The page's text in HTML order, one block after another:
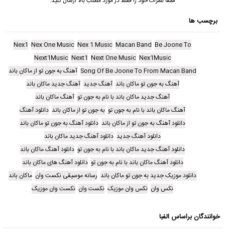
برچسب ها
Be Joone To
Macan Band
Nex 1 Music
Nex One Music
Nex1
Nex1Music
Next One Music
Next1
Next1Music
Song Of Be Joone To From Macan Band آهنگ به جون تو از ماکان باند
آهنگ به جون تو ماکان باند آهنگ جدید آهنگ جدید ماکان باند
آهنگ جدید ماکان باند با نام به جون تو آهنگ ماکان باند
آهنگ ماکان باند با نام به جون تو به جون تو از ماکان باند دانلود آهنگ
دانلود آهنگ به جون تو از ماکان باند دانلود آهنگ به جون تو ماکان باند
دانلود آهنگ جدید دانلود آهنگ جدید ماکان باند
دانلود آهنگ جدید ماکان باند با نام به جون تو دانلود آهنگ ماکان باند
دانلود آهنگ ماکان باند با نام به جون تو دانلود آهنگ های ماکان باند
دانلود موزیک جدید به جون تو ماکان باند رسانه موسیقی نکست وان ماکان باند
نکس وان نکس وان موزیک نکست وان نکست وان موزیک
خوانندگان براساس الفبا